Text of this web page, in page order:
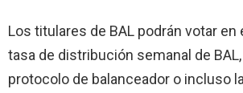
Los titulares de BAL podrán votar
tasa de distribución semanal de
protocolo de balanceador o incluso